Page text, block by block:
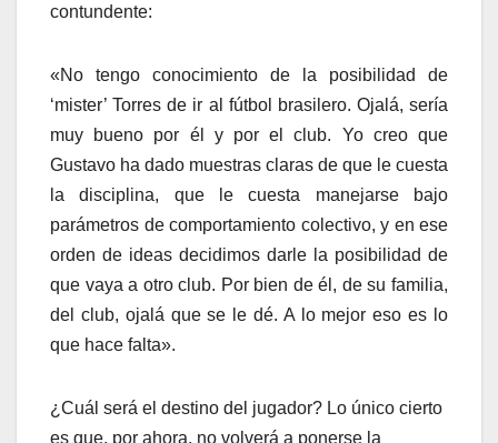
contundente:
«No tengo conocimiento de la posibilidad de
‘mister’ Torres de ir al fútbol brasilero. Ojalá, sería
muy bueno por él y por el club. Yo creo que
Gustavo ha dado muestras claras de que le cuesta
la disciplina, que le cuesta manejarse bajo
parámetros de comportamiento colectivo, y en ese
orden de ideas decidimos darle la posibilidad de
que vaya a otro club. Por bien de él, de su familia,
del club, ojalá que se le dé. A lo mejor eso es lo
que hace falta».
¿Cuál será el destino del jugador? Lo único cierto
es que, por ahora, no volverá a ponerse la